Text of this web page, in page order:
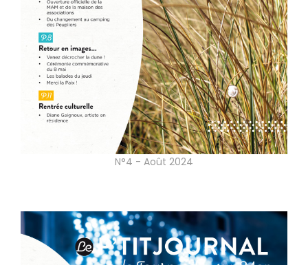
N°4 - Août 2024